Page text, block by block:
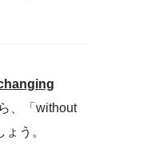
、「without
う。